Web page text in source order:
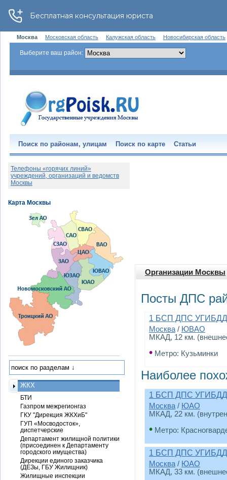
Москва Московская область Калужская область Новосибирская область
Выберите ваш район:
Поиск по районам, улицам Поиск по карте Статьи
Организации Москвы
Посты ДПС
1 БСП ДПС
Москва / ЮВАО
МКАД, 12 км.
• Метро: Кузьминки
Наиболее
1 БСП ДПС
Москва / ЮАО
МКАД, 22 км.
• Метро:
1 БСП ДПС
Москва / ЮАО
МКАД, 33 км.
Телефоны «горячих линий»
учреждений, организаций и ведомств
Москвы
ЖКХ
БТИ
Газпром межрегионгаз
ГКУ "Дирекция ЖКХиБ"
ГУП «Мосводосток»,
диспетчерские
Департамент жилищной политики
(присоединен к Департаменту
городского имущества)
Дирекции единого заказчика
(ДЕЗы, ГБУ Жилищник)
Жилищные инспекции